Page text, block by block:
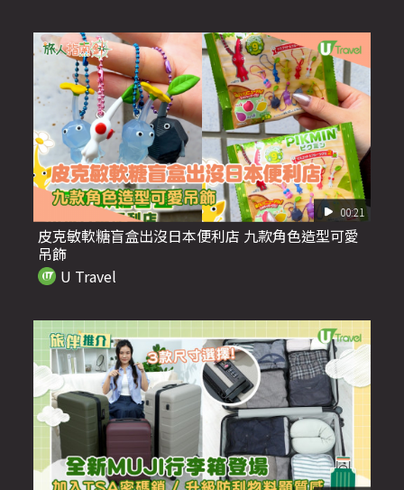
00:21
皮克敏軟糖盲盒出沒日本便利店 九款角色造型可愛
吊飾
U Travel